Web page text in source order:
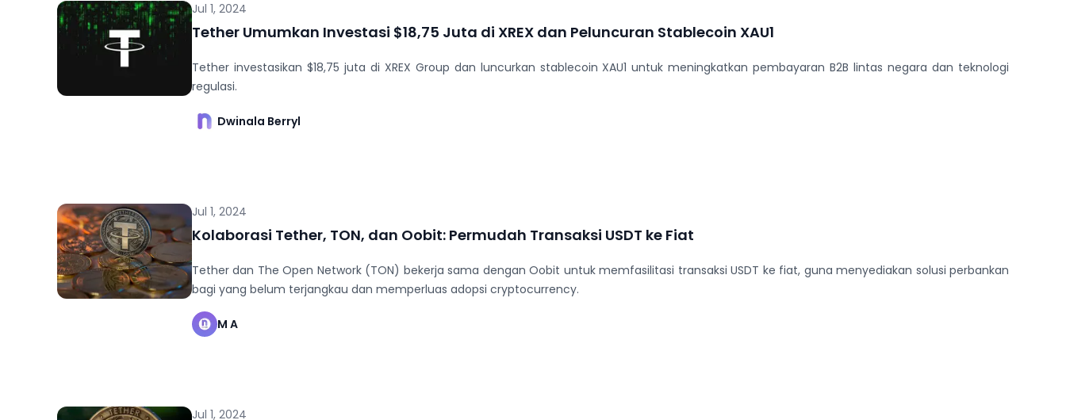
Jul 1, 2024
Tether Umumkan Investasi $18,75 Juta di XREX dan Peluncuran Stablecoin XAU1
Tether investasikan $18,75 juta di XREX Group dan luncurkan stablecoin XAU1 untuk meningkatkan pembayaran B2B lintas negara dan teknologi
regulasi.
Dwinala Berryl
Jul 1, 2024
Kolaborasi Tether, TON, dan Oobit: Permudah Transaksi USDT ke Fiat
Tether dan The Open Network (TON) bekerja sama dengan Oobit untuk memfasilitasi transaksi USDT ke fiat, guna menyediakan solusi perbankan
bagi yang belum terjangkau dan memperluas adopsi cryptocurrency.
M A
Jul 1, 2024